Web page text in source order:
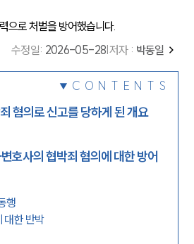
으로 처벌을 방어했습니다.
수정일: 2026-05-28 저자 : 박동일
CONTENTS
혐의로 신고를 당하게 된 개요
호사의 협박죄 혐의에 대한 방어
행
대한 반박